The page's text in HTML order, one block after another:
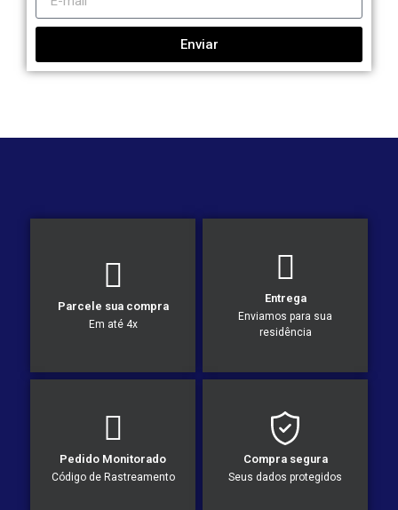
Enviar
Parcele sua compra
Em até 4x
Entrega
Enviamos para sua
residência
Pedido Monitorado
Código de Rastreamento
Compra segura
Seus dados protegidos